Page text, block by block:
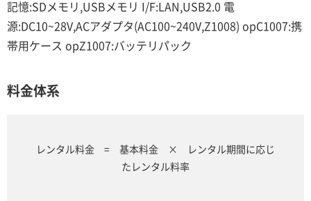
記憶:SDメモリ,USBメモリ I/F:LAN,USB2.0 電
源:DC10~28V,ACアダプタ(AC100~240V,Z1008) opC1007:携
帯用ケース opZ1007:バッテリパック
料金体系
レンタル料金 = 基本料金 × レンタル期間に応じ
たレンタル料率